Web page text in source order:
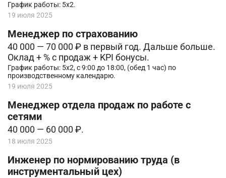
График работы: 5х2.
19 июля 2025
Менеджер по страхованию
40 000 — 70 000 ₽ в первый год. Дальше больше.
Оклад + % с продаж + KPI бонусы.
График работы: 5х2, с 9:00 до 18:00, (обед 1 час) по
производственному календарю.
19 июля 2025
Менеджер отдела продаж по работе с
сетями
40 000 — 60 000 ₽.
18 июля 2025
Инженер по нормированию труда (в
инструментальный цех)